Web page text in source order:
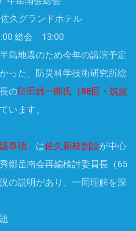
久グランドホテル
総会 13:00
島地震のため今年の講演予定
った、防災科学技術研究所総
の臼田雄一郎氏（88回・筑波
います。
事項」 は佐久新校創設が中心
郷岳南会再編検討委員長（65
の説明があり、一同理解を深